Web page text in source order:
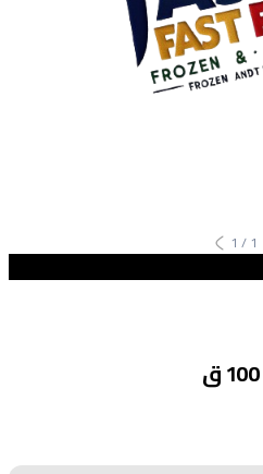
1
/
1